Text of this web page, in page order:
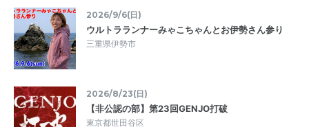
2026/9/6(日)
ウルトラランナーみゃこちゃんとお伊勢さん参り
三重県伊勢市
2026/8/23(日)
【非公認の部】第23回GENJO打破
東京都世田谷区